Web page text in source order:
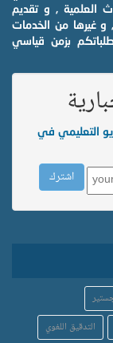
العلمية , و تقديم
و غيرها من الخدمات
بزمن قياسي
التعليمي في
التدقيق اللغوي